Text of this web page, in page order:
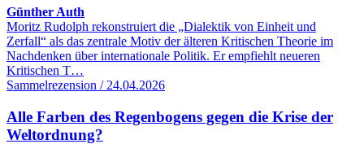
Günther Auth
Moritz Rudolph rekonstruiert die „Dialektik von Einheit und
Zerfall“ als das zentrale Motiv der älteren Kritischen Theorie im
Nachdenken über internationale Politik. Er empfiehlt neueren
Kritischen T…
Sammelrezension / 24.04.2026
Alle Farben des Regenbogens gegen die Krise der
Weltordnung?